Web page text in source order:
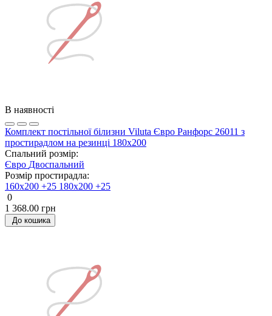
В наявності
Комплект постільної білизни Viluta Євро Ранфорс 26011 з
простирадлом на резинці 180х200
Спальний розмір:
Євро Двоспальний
Розмір простирадла:
160х200 +25 180х200 +25
0
1 368.00 грн
До кошика